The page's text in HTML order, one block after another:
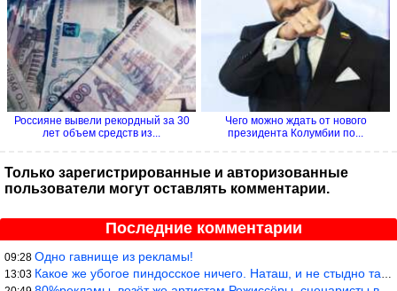
Россияне вывели рекордный за 30
лет объем средств из...
Чего можно ждать от нового
президента Колумбии по...
Только зарегистрированные и авторизованные
пользователи могут оставлять комментарии.
Последние комментарии
09:28 Одно гавнище из рекламы!
13:03 Какое же убогое пиндосское ничего. Наташ, и не стыдно такую фигн